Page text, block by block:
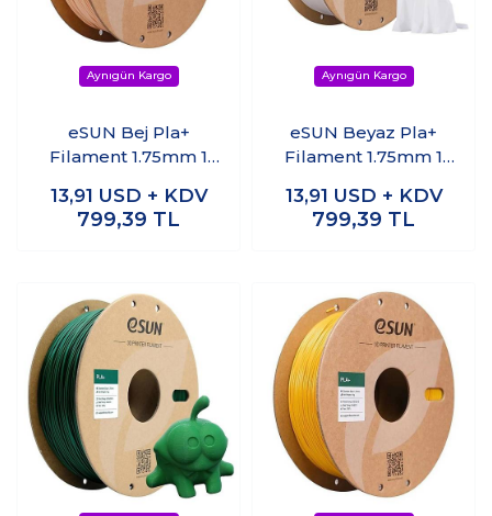
eSUN Bej Pla+
Filament 1.75mm 1
13,91 USD + KDV
799,39 TL
eSUN Beyaz Pla+
Filament 1.75mm 1
13,91 USD + KDV
799,39 TL